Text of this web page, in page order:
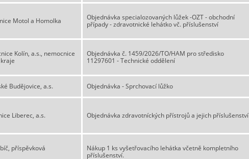
Motol a Homolka
Objednávka specialozovaných lůžek -OZT - obchodní
případy - zdravotnické lehátko vč. příslušenství
Kolín, a.s., nemocnice
Objednávka č. 1459/2026/TO/HAM pro středisko
11297601 - Technické oddělení
Budějovice, a.s. Objednávka - Sprchovací lůžko
Liberec, a.s. Objednávka zdravotníckých přístrojů a jejich příslušenství
příspěvková
Nákup 1 ks vyšetřovacího lehátka včetně kompletního
příslušenství.